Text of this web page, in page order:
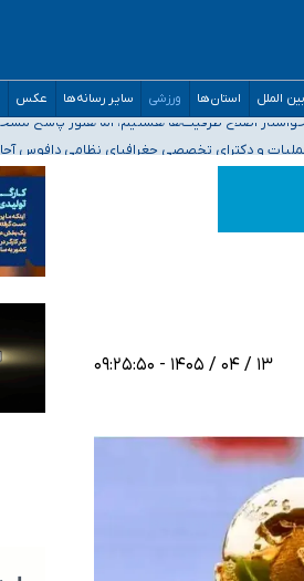
بین الملل استان‌ها ورزشی سایر رسانه‌ها عکس
و دکترای تخصصی جغرافیای نظامی دافوس آجا
آستانه هشدار
۱۳ / ۰۴ / ۱۴۰۵ - ۰۹:۲۵:۵۰